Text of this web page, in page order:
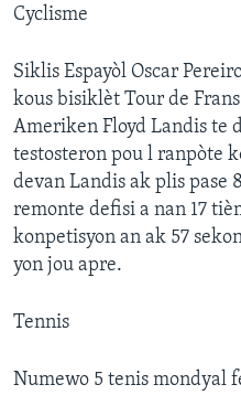
Cyclisme
Siklis Espayòl Oscar
kous bisiklèt Tour de
Ameriken Floyd Landis te
testosteron pou l ranpòte
devan Landis ak plis pase
remonte defisi a nan 17
konpetisyon an ak 57
yon jou apre.
Tennis
Numewo 5 tenis mondyal